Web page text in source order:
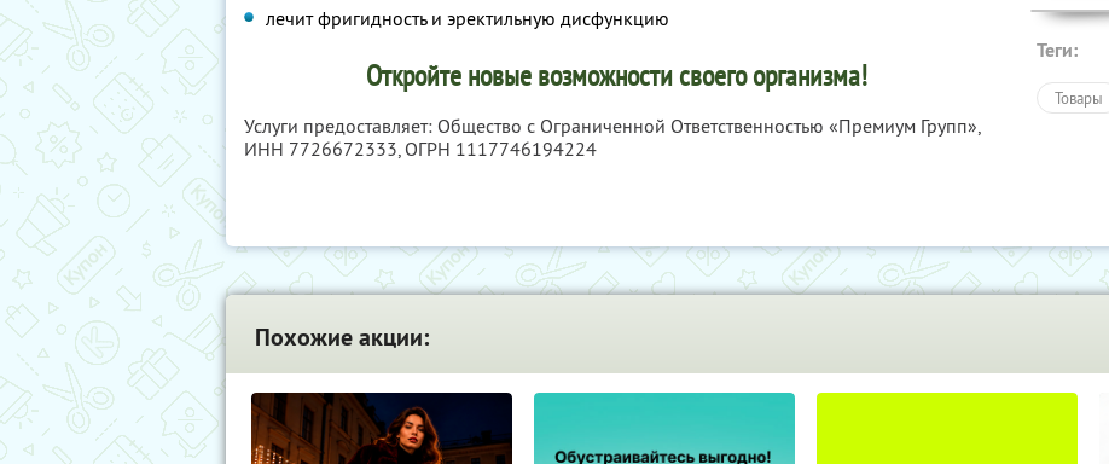
лечит фригидность и эректильную дисфункцию
Откройте новые возможности своего организма!
Услуги предоставляет: Общество с Ограниченной Ответственностью «Премиум Групп»,
ИНН 7726672333, ОГРН 1117746194224
Теги:
Товары
Похожие акции: